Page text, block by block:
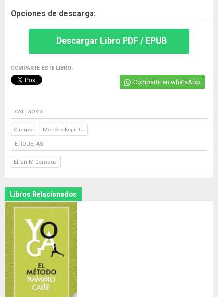
Opciones de descarga:
Descargar Libro PDF / EPUB
COMPARTE ESTE LIBRO:
Compartir en whatsApp
CATEGORÍA
Cuerpo Mente y Espíritu
ETIQUETAS:
Efren M Gamboa
Libros Relacionados